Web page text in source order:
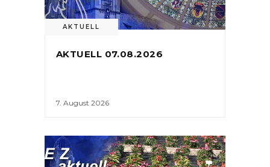
AKTUELL
AKTUELL 07.08.2026
7. August 2026